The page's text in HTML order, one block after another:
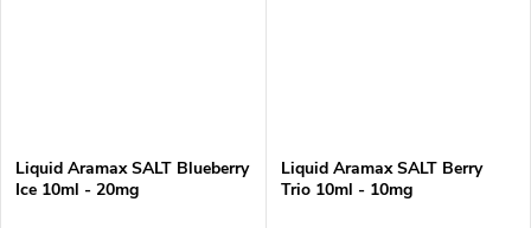
Liquid Aramax SALT Blueberry
Ice 10ml - 20mg
Liquid Aramax SALT Berry
Trio 10ml - 10mg